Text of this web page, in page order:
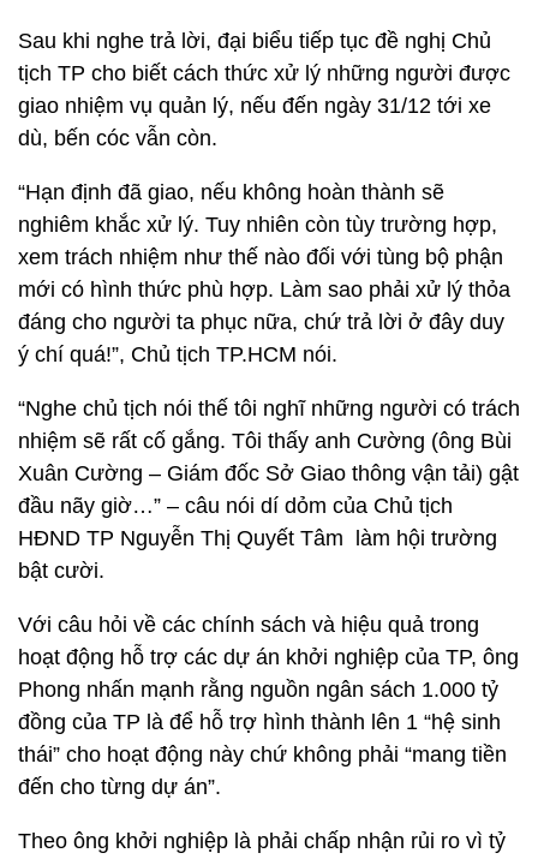
Sau khi nghe trả lời, đại biểu tiếp tục đề nghị Chủ
tịch TP cho biết cách thức xử lý những người được
giao nhiệm vụ quản lý, nếu đến ngày 31/12 tới xe
dù, bến cóc vẫn còn.
“Hạn định đã giao, nếu không hoàn thành sẽ
nghiêm khắc xử lý. Tuy nhiên còn tùy trường hợp,
xem trách nhiệm như thế nào đối với tùng bộ phận
mới có hình thức phù hợp. Làm sao phải xử lý thỏa
đáng cho người ta phục nữa, chứ trả lời ở đây duy
ý chí quá!”, Chủ tịch TP.HCM nói.
“Nghe chủ tịch nói thế tôi nghĩ những người có trách
nhiệm sẽ rất cố gắng. Tôi thấy anh Cường (ông Bùi
Xuân Cường – Giám đốc Sở Giao thông vận tải) gật
đầu nãy giờ…” – câu nói dí dỏm của Chủ tịch
HĐND TP Nguyễn Thị Quyết Tâm làm hội trường
bật cười.
Với câu hỏi về các chính sách và hiệu quả trong
hoạt động hỗ trợ các dự án khởi nghiệp của TP, ông
Phong nhấn mạnh rằng nguồn ngân sách 1.000 tỷ
đồng của TP là để hỗ trợ hình thành lên 1 “hệ sinh
thái” cho hoạt động này chứ không phải “mang tiền
đến cho từng dự án”.
Theo ông khởi nghiệp là phải chấp nhận rủi ro vì tỷ